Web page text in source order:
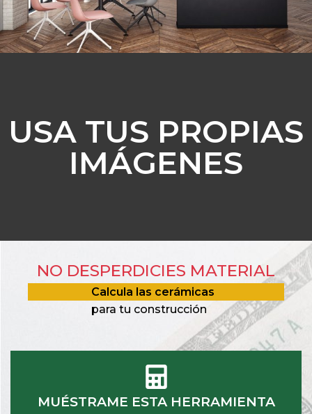
USA TUS PROPIAS
IMÁGENES
NO DESPERDICIES MATERIAL
Calcula las cerámicas
para tu construcción
MUÉSTRAME ESTA HERRAMIENTA